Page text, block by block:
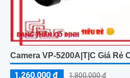
Camera VP-5200A|T|C Giá Rẻ
1,260,000 ₫ 1,800,000 ₫